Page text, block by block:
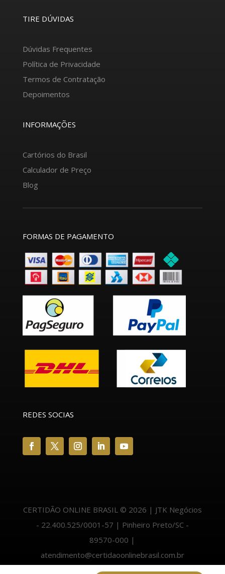
TIRE DÚVIDAS
Dúvidas Frequentes
Política de Privacidade
Termos de Contratação
Depoimentos
INFORMAÇÕES
Cartórios do Brasil
Calculador de Preço
Blog
FORMAS DE PAGAMENTO
REDES SOCIAS
CERTIDÃO ONLINE BRASIL © 2026 | JTK Negócios
- 22.400.525/0001-57 | Pinheiro Preto/SC -
89570-000 |
atendimento@certidaoonlinebrasil.com.br